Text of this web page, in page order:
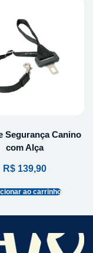
Segurança Canino
com Alça
R$ 139,90
ao carrinho